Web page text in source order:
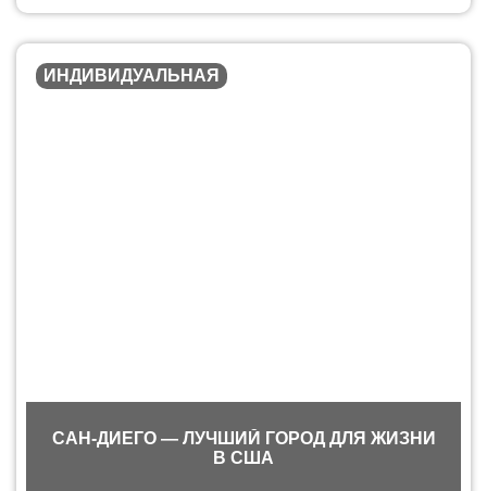
ИНДИВИДУАЛЬНАЯ
САН-ДИЕГО — ЛУЧШИЙ ГОРОД ДЛЯ ЖИЗНИ
В США